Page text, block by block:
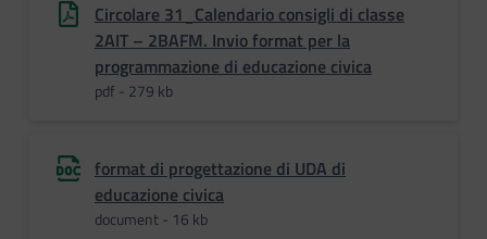
Circolare 31_Calendario consigli di classe
2AIT – 2BAFM. Invio format per la
programmazione di educazione civica
pdf - 279 kb
format di progettazione di UDA di
educazione civica
document - 16 kb